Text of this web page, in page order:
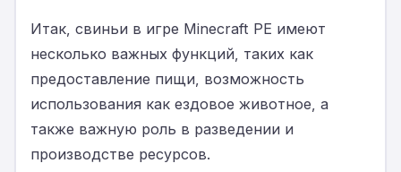
Итак, свиньи в игре Minecraft PE имеют
несколько важных функций, таких как
предоставление пищи, возможность
использования как ездовое животное, а
также важную роль в разведении и
производстве ресурсов.